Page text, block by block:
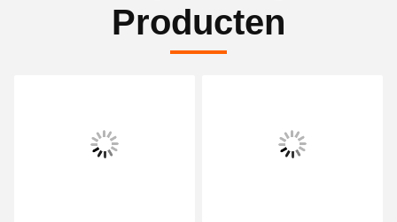
Producten